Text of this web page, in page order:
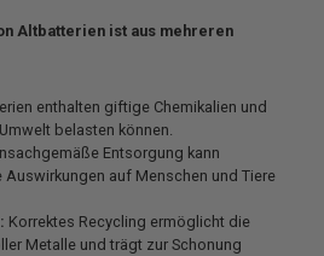
Altbatterien ist aus mehreren
enthalten giftige Chemikalien und
belasten können.
Entsorgung kann
auf Menschen und Tiere
Korrektes Recycling ermöglicht die
Metalle und trägt zur Schonung